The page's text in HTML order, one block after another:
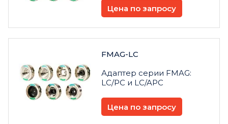
Цена по запросу
FMAG-LC
Адаптер серии FMAG:
LC/PC и LC/APC
Цена по запросу